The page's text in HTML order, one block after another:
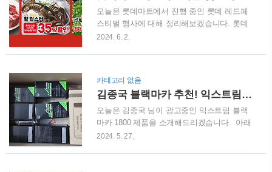
오늘은 롯데마트에서 진행 중인 롯데 레드페
스티벌 행사에 대해 정리해보겠습니다. 롯데
마트 레드페스티벌 전단행사 광고5월 30일부
최저가로 행사 중입니다. 1. 한우 1등급 등심
100g 4천원대✅ 행사기간: 6월 2일 일요일 ~ 6
월 5일 수요일✅ 행가가격: 100g 당 4,986원✅
롯데/신한/KB국민/NH농협카드 결제 시 할인
적용 2. 호주청정우 척아이롤 100g 900원대 ✅
2024. 6. 2.
카테고리 없음
김종국 블랙마카 추천! 익스트림 블랙마카 1800 후기, 첫구매 할인 바로가기
오늘은 김종국 님이 광고중인 익스트림 블랙
마카 1800 제품을 소개해드리겠습니다. 아래
에서 김종국 익스트림 블랙마카 1800 효능, 후
2024. 5. 27.